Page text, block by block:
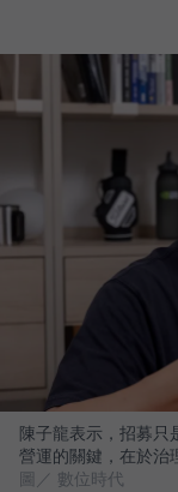
陳子龍表示，招募只
營運的關鍵，在於治
圖／ 數位時代